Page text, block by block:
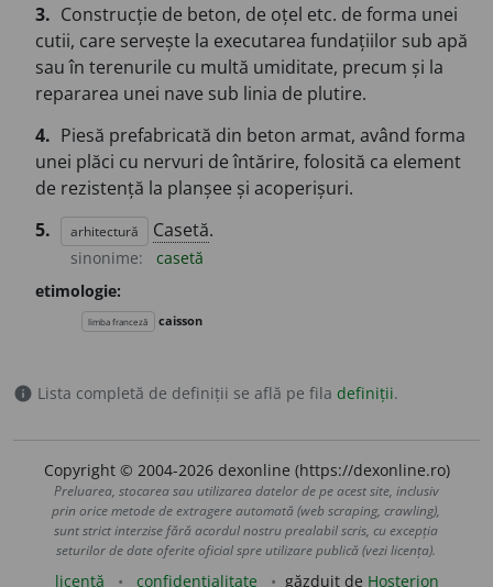
3. Construcție de beton, de oțel etc. de forma unei
cutii, care servește la executarea fundațiilor sub apă
sau în terenurile cu multă umiditate, precum și la
repararea unei nave sub linia de plutire.
4. Piesă prefabricată din beton armat, având forma
unei plăci cu nervuri de întărire, folosită ca element
de rezistență la planșee și acoperișuri.
5.
arhitectură Casetă.
sinonime:
casetă
etimologie:
limba franceză caisson
info Lista completă de definiții se află pe fila definiții.
Copyright © 2004-2026 dexonline (https://dexonline.ro)
Preluarea, stocarea sau utilizarea datelor de pe acest site, inclusiv
prin orice metode de extragere automată (web scraping, crawling),
sunt strict interzise fără acordul nostru prealabil scris, cu excepția
seturilor de date oferite oficial spre utilizare publică (vezi licența).
licență confidențialitate găzduit de Hosterion